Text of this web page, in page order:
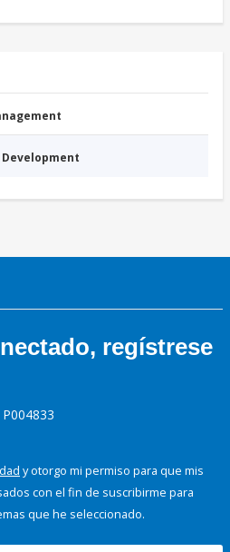
Development
regístrese
y otorgo mi permiso para que mis
con el fin de suscribirme para
que he seleccionado.